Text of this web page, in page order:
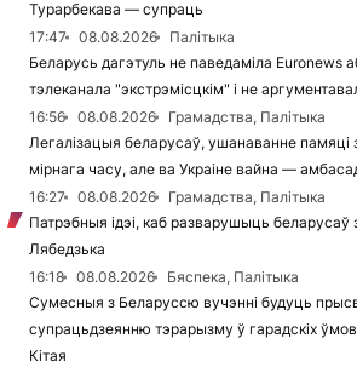
Турарбекава — супраць
17:47
08.08.2026
Палітыка
Беларусь дагэтуль не паведаміла Euronews
тэлеканала "экстрэмісцкім" і не
16:56
08.08.2026
Грамадства, Палітыка
Легалізацыя беларусаў, ушанаванне памяці
мірнага часу, але ва Украіне вайна —
16:27
08.08.2026
Грамадства, Палітыка
Патрэбныя ідэі, каб разварушыць
Лябедзька
16:18
08.08.2026
Бяспека, Палітыка
Сумесныя з Беларуссю вучэнні будуць
супрацьдзеянню тэрарызму ў гарадскіх
Кітая